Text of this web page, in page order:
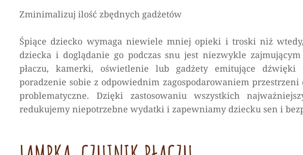
Zminimalizuj ilość zbędnych gadżetów
Śpiące dziecko wymaga niewiele mniej opieki i troski niż
dziecka i doglądanie go podczas snu jest niezwykle
płaczu, kamerki, oświetlenie lub gadżety emitujące
poradzenie sobie z odpowiednim zagospodarowaniem
problematyczne. Dzięki zastosowaniu wszystkich
redukujemy niepotrzebne wydatki i zapewniamy dziecku sen i